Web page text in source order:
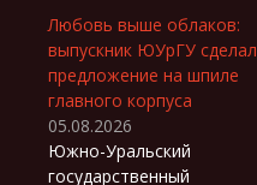
Любовь выше облаков:
выпускник ЮУрГУ сделал
предложение на шпиле
главного корпуса
05.08.2026
Южно-Уральский
государственный